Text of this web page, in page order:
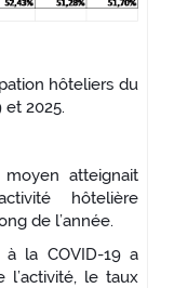
hôteliers du
2025.
moyen atteignait
hôtelière
de l’année.
la COVID-19 a
l’activité, le taux